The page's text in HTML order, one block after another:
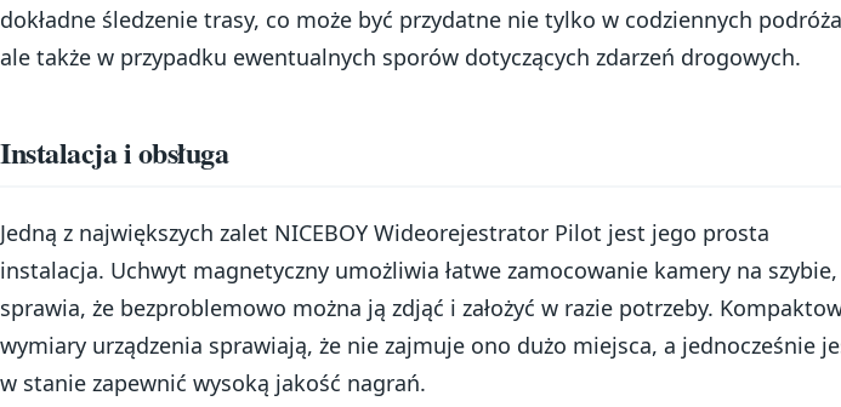
dokładne śledzenie trasy, co może być przydatne nie tylko w codziennych
ale także w przypadku ewentualnych sporów dotyczących zdarzeń drogowych.
Instalacja i obsługa
Jedną z największych zalet NICEBOY Wideorejestrator Pilot jest jego prosta
instalacja. Uchwyt magnetyczny umożliwia łatwe zamocowanie kamery na
sprawia, że bezproblemowo można ją zdjąć i założyć w razie potrzeby.
wymiary urządzenia sprawiają, że nie zajmuje ono dużo miejsca, a jednocześnie
w stanie zapewnić wysoką jakość nagrań.